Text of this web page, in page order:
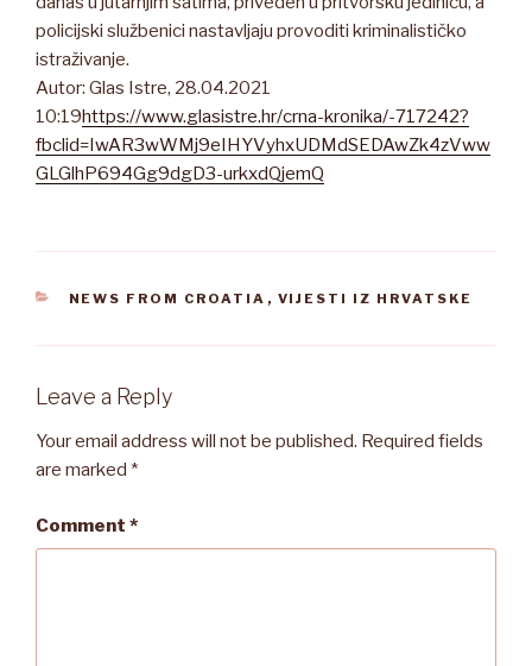
policijski službenici nastavljaju provoditi kriminalističko
istraživanje.
Autor: Glas Istre, 28.04.2021
10:19https://www.glasistre.hr/crna-kronika/-717242?
fbclid=IwAR3wWMj9eIHYVyhxUDMdSEDAwZk4zVww
GLGlhP694Gg9dgD3-urkxdQjemQ
CATEGORIES
NEWS FROM CROATIA , VIJESTI IZ HRVATSKE
Leave a Reply
Your email address will not be published. Required fields
are marked *
Comment *